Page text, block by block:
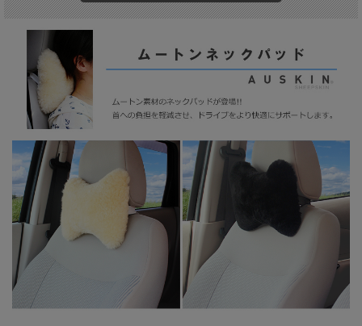
見た目もかわいらしい蝶ネクタイのようなフォルムで、車内イン
テリアのアクセントとしてもおすすめです。
【スタッフコメント】
バンドを固定する高さを調整すれば、首だけでなく背中や腰にも
使えて非常に便利です!!
サイズ 約21cm
約28cm
約9cm
カラー
ベージュ